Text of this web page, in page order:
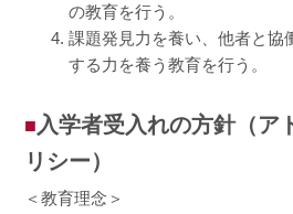
の教育を行う。
課題発見力を養い、他者と協
する力を養う教育を行う。
入学者受入れの方針（ア
リシー）
＜教育理念＞